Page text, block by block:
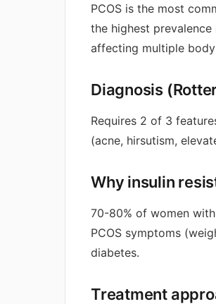
PCOS is the most
the highest
affecting multiple
Diagnosis
Requires 2 of 3
(acne, hirsutism,
Why insulin
70-80% of women
PCOS symptoms
diabetes.
Treatment